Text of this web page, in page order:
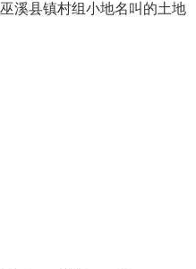
溪县镇村组小地名叫的土地